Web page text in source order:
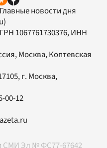
новости дня
1067761730376, ИНН
Москва, Коптевская
, г. Москва,
00-12
СМИ Эл № ФС77-67642